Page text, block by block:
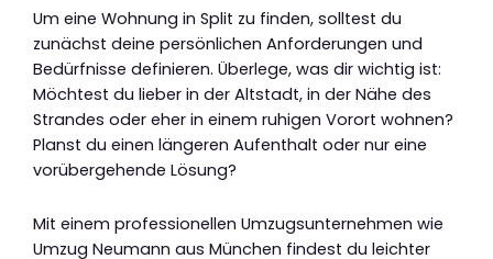
Um eine Wohnung in Split zu finden, solltest du
zunächst deine persönlichen Anforderungen und
Bedürfnisse definieren. Überlege, was dir wichtig ist:
Möchtest du lieber in der Altstadt, in der Nähe des
Strandes oder eher in einem ruhigen Vorort wohnen?
Planst du einen längeren Aufenthalt oder nur eine
vorübergehende Lösung?
Mit einem professionellen Umzugsunternehmen wie
Umzug Neumann aus München findest du leichter